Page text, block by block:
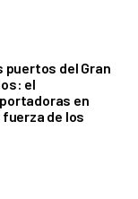
puertos del Gran
el
en
de los